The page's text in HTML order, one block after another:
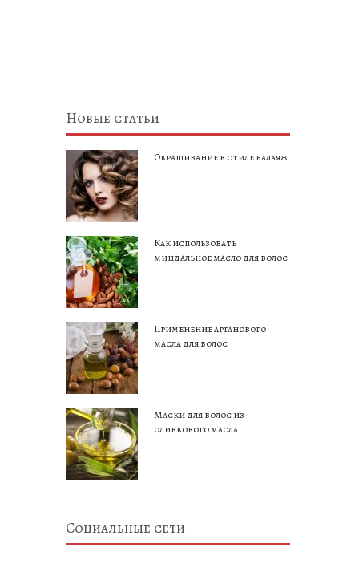
Новые статьи
Окрашивание в стиле балаяж
Как использовать
миндальное масло для волос
Применение арганового
масла для волос
Маски для волос из
оливкового масла
Социальные сети